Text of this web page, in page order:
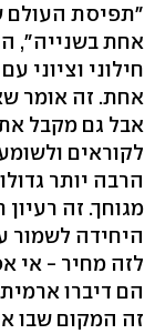
"תפיסת העולם
אחת בשנייה",
חילוני וציוני
אחת. זה אומר
אבל גם מקבל את
לקוראים
הרבה יותר
מגוחך. זה
היחידה לשמור
לזה מחיר - אי
הם דיברו
זה המקום שבו